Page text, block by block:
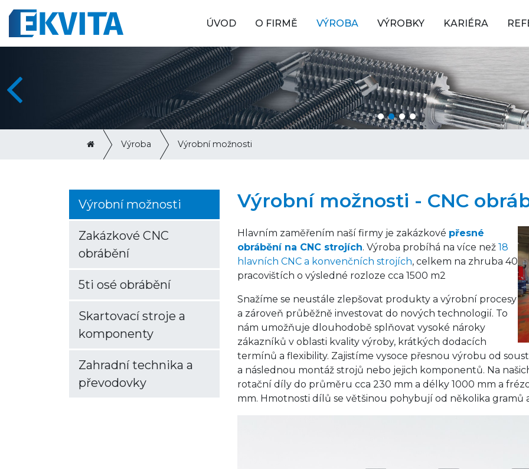
ÚVOD O FIRMĚ VÝROBA VÝROBKY KARIÉRA
Výroba Výrobní možnosti
Výrobní možnosti
Zakázkové CNC
obrábění
5ti osé obrábění
Skartovací stroje a
komponenty
Zahradní technika a
převodovky
Výrobní možnosti - CNC
Hlavním zaměřením naší firmy je zakázkové přesné
obrábění na CNC strojích. Výroba probíhá na více než 18
hlavních CNC a konvenčních strojích, celkem na zhruba 40
pracovištích o výsledné rozloze cca 1500 m2
Snažíme se neustále zlepšovat produkty a výrobní procesy
a zároveň průběžně investovat do nových technologií. To
nám umožňuje dlouhodobě splňovat vysoké nároky
zákazníků v oblasti kvality výroby, krátkých dodacích
termínů a flexibility. Zajistíme vysoce přesnou výrobu od
a následnou montáž strojů nebo jejich komponentů. Na
rotační díly do průměru cca 230 mm a délky 1000 mm a
mm. Hmotnosti dílů se většinou pohybují od několika gramů